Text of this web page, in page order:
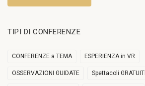
TIPI DI CONFERENZE
CONFERENZE a TEMA ESPERIENZA in VR
OSSERVAZIONI GUIDATE Spettacoli GRATUITI